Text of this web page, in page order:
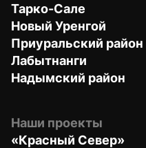
Тарко-Сале
Новый Уренгой
Приуральский район
Лабытнанги
Надымский район
Наши проекты
«Красный Север»